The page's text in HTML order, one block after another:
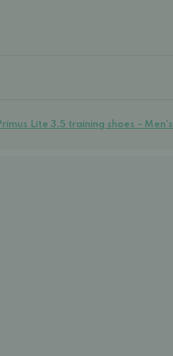
Lite 3.5 training shoes - Men's